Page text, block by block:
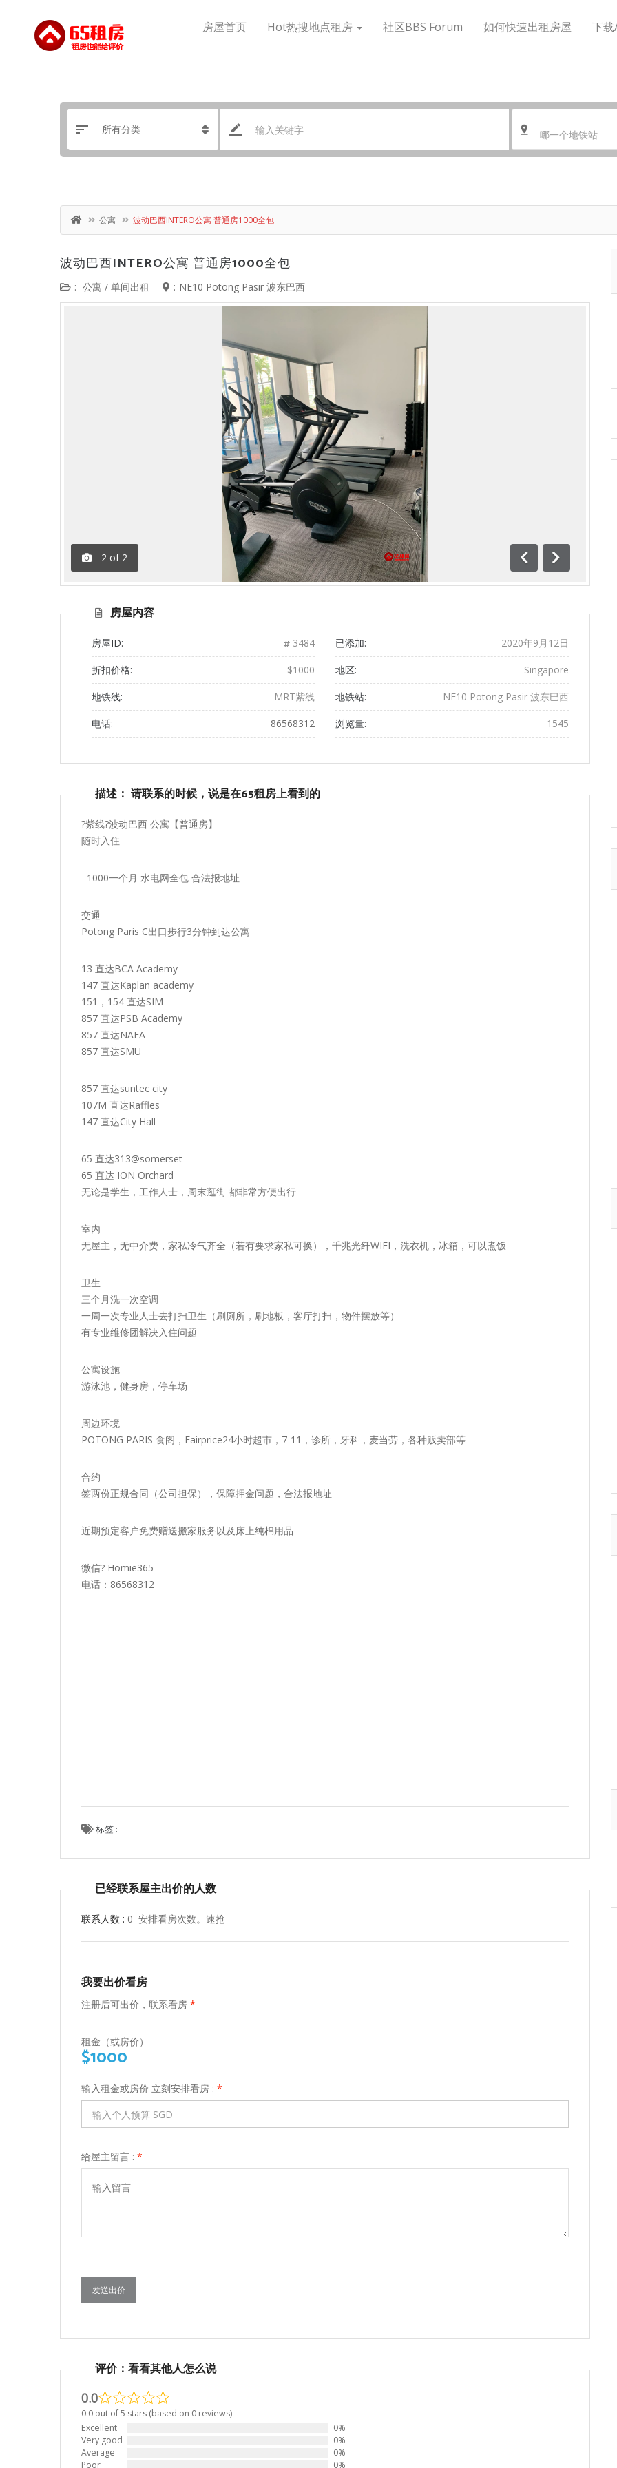
房屋首页 Hot热搜地点租房 社区BBS Forum 如何快速出租房屋 下载
哪一个地铁站
公寓 波动巴西INTERO公寓 普通房1000全包
波动巴西INTERO公寓 普通房1000全包
: 公寓 / 单间出租 : NE10 Potong Pasir 波东巴西
2 of 2
前一
页
下一
页
房屋内容
房屋ID: 3484 已添加: 2020年9月12日
折扣价格: $1000 地区: Singapore
地铁线: MRT紫线 地铁站: NE10 Potong Pasir 波东巴西
电话: 86568312 浏览量: 1545
描述： 请联系的时候，说是在65租房上看到的
?紫线?波动巴西 公寓【普通房】
随时入住
–1000一个月 水电网全包 合法报地址
交通
Potong Paris C出口步行3分钟到达公寓
13 直达BCA Academy
147 直达Kaplan academy
151，154 直达SIM
857 直达PSB Academy
857 直达NAFA
857 直达SMU
857 直达suntec city
107M 直达Raffles
147 直达City Hall
65 直达313@somerset
65 直达 ION Orchard
无论是学生，工作人士，周末逛街 都非常方便出行
室内
无屋主，无中介费，家私冷气齐全（若有要求家私可换），千兆光纤WIFI，洗衣机，冰箱，可以煮饭
卫生
三个月洗一次空调
一周一次专业人士去打扫卫生（刷厕所，刷地板，客厅打扫，物件摆放等）
有专业维修团解决入住问题
公寓设施
游泳池，健身房，停车场
周边环境
POTONG PARIS 食阁，Fairprice24小时超市，7-11，诊所，牙科，麦当劳，各种贩卖部等
合约
签两份正规合同（公司担保），保障押金问题，合法报地址
️近期预定客户免费赠送搬家服务以及床上纯棉用品
微信? Homie365
电话：86568312
标签 :
已经联系屋主出价的人数
联系人数 : 0 安排看房次数。速抢
我要出价看房
注册后可出价，联系看房 *
租金（或房价）
$1000
输入租金或房价 立刻安排看房 : *
给屋主留言 : *
发送出价
评价：看看其他人怎么说
0.0
0.0 out of 5 stars (based on 0 reviews)
Excellent
0%
Very good
0%
Average
0%
Poor
0%